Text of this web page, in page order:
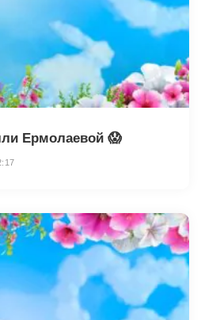
Ермолаевой 😱